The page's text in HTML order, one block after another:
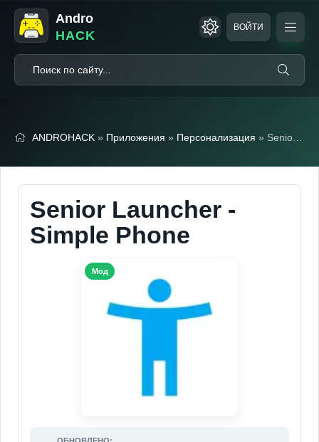
Andro
HACK
ВОЙТИ
ANDROHACK » Приложения » Персонализация » Senior Launcher - Simple Phone (Мод, Premium Unlocked)
Senior Launcher -
Simple Phone
Мод